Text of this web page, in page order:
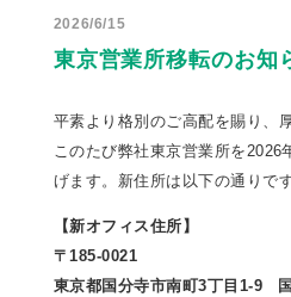
2026/6/15
東京営業所移転のお知
平素より格別のご高配を賜り、
このたび弊社東京営業所を
げます。新住所は以下の通りです
【新オフィス住所】
〒185-0021
東京都国分寺市南町3丁目1-9